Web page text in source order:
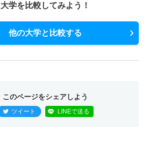
大学を比較してみよう！
他の大学と比較する
このページをシェアしよう
ツイート LINEで送る